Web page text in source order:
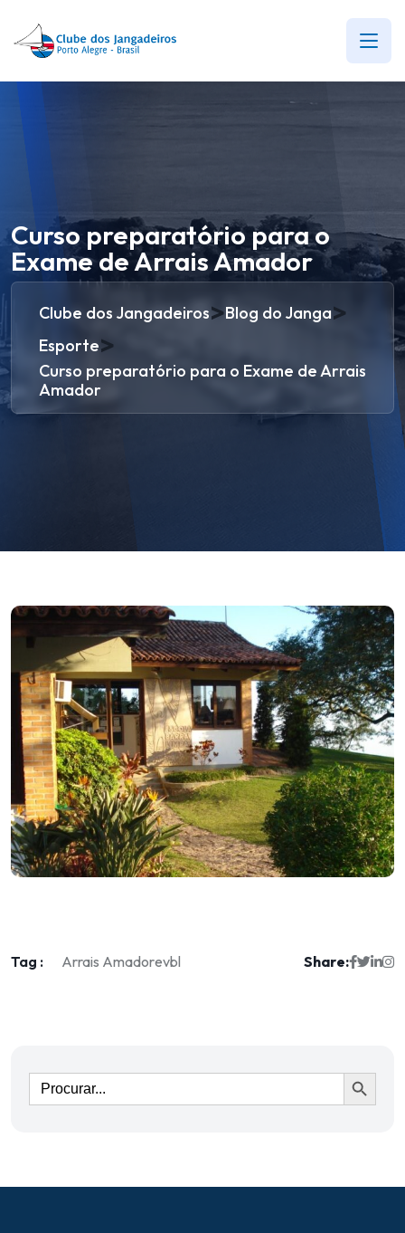
Curso preparatório para o
Exame de Arrais Amador
Clube dos Jangadeiros>Blog do Janga>
Esporte>
Curso preparatório para o Exame de Arrais
Amador
Tag : Arrais Amadorevbl Share:
Ir